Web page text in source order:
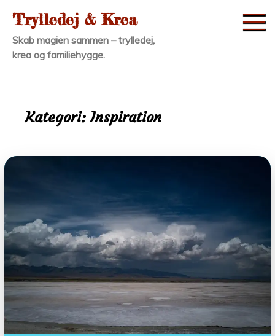
content
Trylledej & Krea
Skab magien sammen – trylledej,
krea og familiehygge.
Kategori:Inspiration